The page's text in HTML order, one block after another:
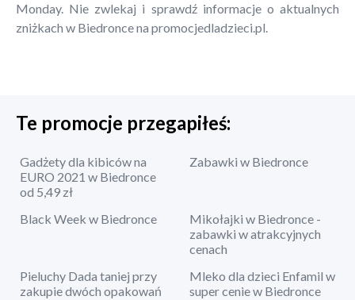
Monday. Nie zwlekaj i sprawdź informacje o aktualnych
zniżkach w Biedronce na promocjedladzieci.pl.
Te promocje przegapiłeś:
Gadżety dla kibiców na
EURO 2021 w Biedronce
od 5,49 zł
Zabawki w Biedronce
Black Week w Biedronce
Mikołajki w Biedronce -
zabawki w atrakcyjnych
cenach
Pieluchy Dada taniej przy
zakupie dwóch opakowań
Mleko dla dzieci Enfamil w
super cenie w Biedronce